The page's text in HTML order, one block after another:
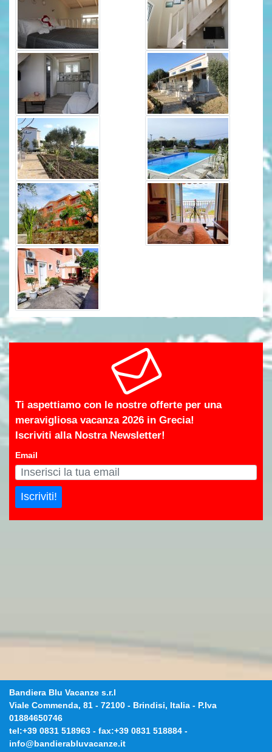
Ti aspettiamo con le nostre offerte per una
meravigliosa vacanza 2026 in Grecia!
Iscriviti alla Nostra Newsletter!
Email
Iscriviti!
Bandiera Blu Vacanze s.r.l
Viale Commenda, 81 - 72100 - Brindisi, Italia - P.Iva
01884650746
tel:+39 0831 518963 - fax:+39 0831 518884 -
info@bandierabluvacanze.it